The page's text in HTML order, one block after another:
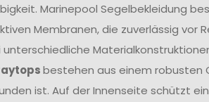
Marinepool Segelbekleidung
Membranen, die zuverlässig vor
bestehen aus einem robusten
ist. Auf der Innenseite schützt